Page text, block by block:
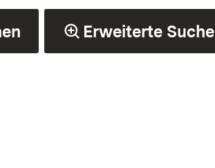
Erweiterte Suche